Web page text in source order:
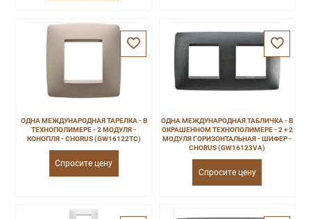
ОДНА МЕЖДУНАРОДНАЯ ТАРЕЛКА - В
ТЕХНОПОЛИМЕРЕ - 2 МОДУЛЯ -
КОНОПЛЯ - CHORUS (GW16122TC)
Спросите цену
ОДНА МЕЖДУНАРОДНАЯ ТАБЛИЧКА - В
ОКРАШЕННОМ ТЕХНОПОЛИМЕРЕ - 2 + 2
МОДУЛЯ ГОРИЗОНТАЛЬНАЯ - ШИФЕР -
CHORUS (GW16123VA)
Спросите цену